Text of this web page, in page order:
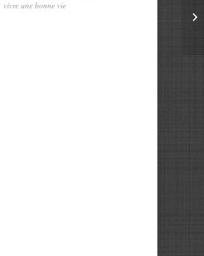
vivre une bonne vie